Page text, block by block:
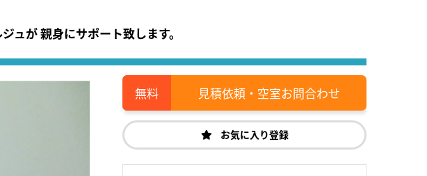
が 親身にサポート致します。
見積依頼・空室お問合わせ
お気に入り登録